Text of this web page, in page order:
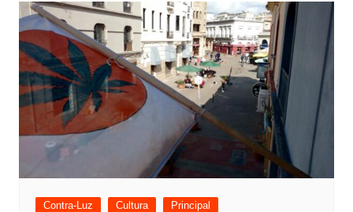
e
g
a
ç
d
Contra-Luz Cultura Principal